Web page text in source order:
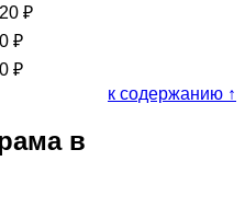
₽
₽
₽
к содержанию ↑
в